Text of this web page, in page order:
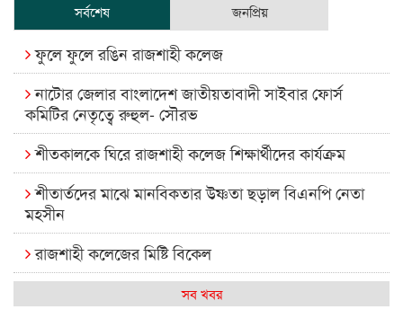
সর্বশেষ জনপ্রিয়
ফুলে ফুলে রঙিন রাজশাহী কলেজ
নাটোর জেলার বাংলাদেশ জাতীয়তাবাদী সাইবার ফোর্স
কমিটির নেতৃত্বে রুহুল- সৌরভ
শীতকালকে ঘিরে রাজশাহী কলেজ শিক্ষার্থীদের কার্যক্রম
শীতার্তদের মাঝে মানবিকতার উষ্ণতা ছড়াল বিএনপি নেতা
মহসীন
রাজশাহী কলেজের মিষ্টি বিকেল
কেমন আছে আমাদের দেশের মধ্যবিত্তরা
সব খবর